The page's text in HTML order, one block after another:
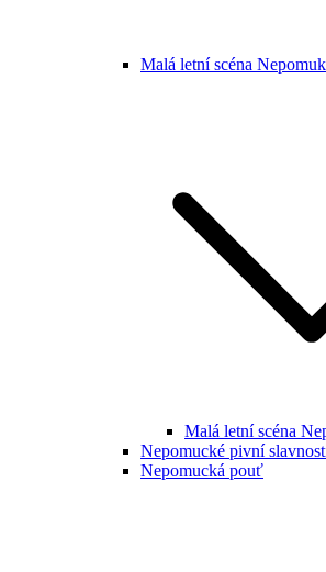
Malá letní scéna Nepomuk
Malá letní scéna
Nepomucké pivní
Nepomucká pouť